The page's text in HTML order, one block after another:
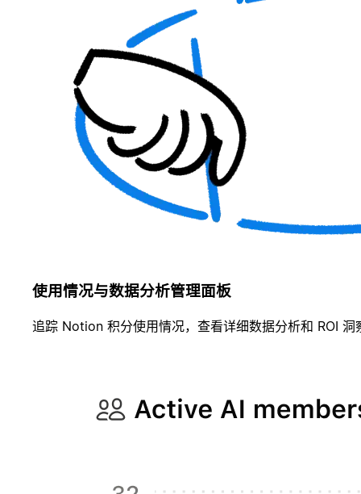
使用情况与数据分析管理面板
追踪 Notion 积分使用情况，查看详细数据分析和 ROI 洞